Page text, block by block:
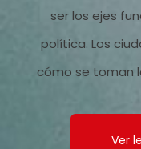
ser los ejes
política. Los
cómo se toman
Ver